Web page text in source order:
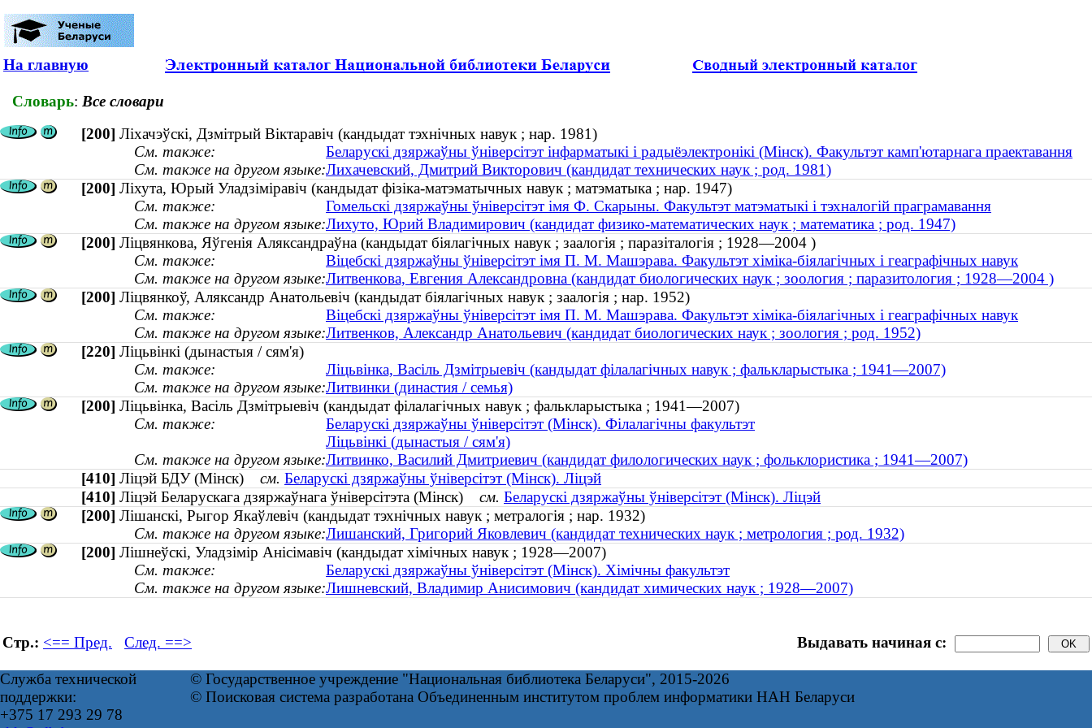
На главную
Словарь: Все словари
[200] Ліхачэўскі, Дзмітрый Віктаравіч (кандыдат тэхнічных навук ; нар. 1981)
См. также:
Беларускі дзяржаўны ўніверсітэт інфарматыкі і радыёэлектронікі (Мінск). Факультэт камп'ютарнага праектавання
См. также на другом языке:Лихачевский, Дмитрий Викторович (кандидат технических наук ; род. 1981)
[200] Ліхута, Юрый Уладзіміравіч (кандыдат фізіка-матэматычных навук ; матэматыка ; нар. 1947)
См. также:
Гомельскі дзяржаўны ўніверсітэт імя Ф. Скарыны. Факультэт матэматыкі і тэхналогій праграмавання
См. также на другом языке:Лихуто, Юрий Владимирович (кандидат физико-математических наук ; математика ; род. 1947)
[200] Ліцвянкова, Яўгенія Аляксандраўна (кандыдат біялагічных навук ; заалогія ; паразіталогія ; 1928—2004 )
См. также:
Віцебскі дзяржаўны ўніверсітэт імя П. М. Машэрава. Факультэт хіміка-біялагічных і геаграфічных навук
См. также на другом языке:Литвенкова, Евгения Александровна (кандидат биологических наук ; зоология ; паразитология ; 1928—2004 )
[200] Ліцвянкоў, Аляксандр Анатольевіч (кандыдат біялагічных навук ; заалогія ; нар. 1952)
См. также:
Віцебскі дзяржаўны ўніверсітэт імя П. М. Машэрава. Факультэт хіміка-біялагічных і геаграфічных навук
См. также на другом языке:Литвенков, Александр Анатольевич (кандидат биологических наук ; зоология ; род. 1952)
[220] Ліцьвінкі (дынастыя / сям'я)
См. также:
Ліцьвінка, Васіль Дзмітрыевіч (кандыдат філалагічных навук ; фалькларыстыка ; 1941—2007)
См. также на другом языке:Литвинки (династия / семья)
[200] Ліцьвінка, Васіль Дзмітрыевіч (кандыдат філалагічных навук ; фалькларыстыка ; 1941—2007)
См. также:
Беларускі дзяржаўны ўніверсітэт (Мінск). Філалагічны факультэт
Ліцьвінкі (дынастыя / сям'я)
См. также на другом языке:Литвинко, Василий Дмитриевич (кандидат филологических наук ; фольклористика ; 1941—2007)
[410] Ліцэй БДУ (Мінск) см. Беларускі дзяржаўны ўніверсітэт (Мінск). Ліцэй
[410] Ліцэй Беларускага дзяржаўнага ўніверсітэта (Мінск) см. Беларускі дзяржаўны ўніверсітэт (Мінск). Ліцэй
[200] Лішанскі, Рыгор Якаўлевіч (кандыдат тэхнічных навук ; метралогія ; нар. 1932)
См. также на другом языке:Лишанский, Григорий Яковлевич (кандидат технических наук ; метрология ; род. 1932)
[200] Лішнеўскі, Уладзімір Анісімавіч (кандыдат хімічных навук ; 1928—2007)
См. также:
Беларускі дзяржаўны ўніверсітэт (Мінск). Хімічны факультэт
См. также на другом языке:Лишневский, Владимир Анисимович (кандидат химических наук ; 1928—2007)
Стр.: <== Пред. След. ==> Выдавать начиная с:
Служба технической
поддержки:
+375 17 293 29 78
© Государственное учреждение "Национальная библиотека Беларуси", 2015-2026
© Поисковая система разработана Объединенным институтом проблем информатики НАН Беларуси